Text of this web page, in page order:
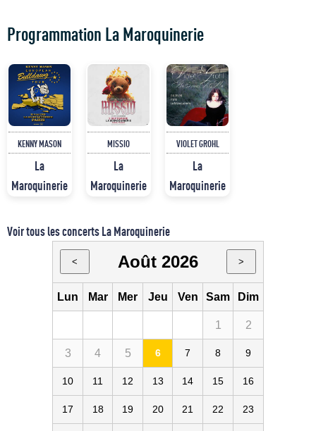
Programmation La Maroquinerie
KENNY MASON
La
Maroquinerie
MISSIO
La
Maroquinerie
VIOLET GROHL
La
Maroquinerie
Voir tous les concerts La Maroquinerie
< Août 2026 >
Lun Mar Mer Jeu Ven Sam Dim
1 2
3 4 5 6 7 8 9
10 11 12 13 14 15 16
17 18 19 20 21 22 23